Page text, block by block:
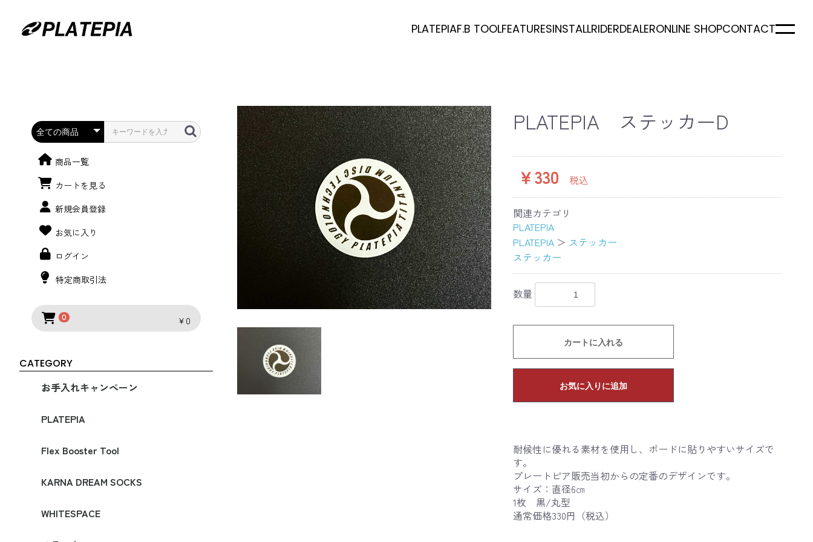
PLATEPIAF.B TOOLFEATURESINSTALLRIDERDEALERONLINE SHOPCONTACT
商品一覧
カートを見る
新規会員登録
お気に入り
ログイン
特定商取引法
0 ￥0
CATEGORY
お手入れキャンペーン
PLATEPIA
My Hero シリーズ
オールラウンド
スピード
バンクドスラローム
補修パーツ
オプションパーツ
ステッカー
Flex Booster Tool
KARNA DREAM SOCKS
SOCKS COMPRESSION
[WOOL] COMPRESSION SOCKS
[20％OFF] 旧モデル
WHITESPACE
PLATEPIA ステッカーD
￥330 税込
関連カテゴリ
PLATEPIA
PLATEPIA ＞ ステッカー
ステッカー
数量
カートに入れる
お気に入りに追加
耐候性に優れる素材を使用し、ボードに貼りやすいサイズで
す。
プレートピア販売当初からの定番のデザインです。
サイズ：直径6㎝
1枚 黒/丸型
通常価格330円（税込）